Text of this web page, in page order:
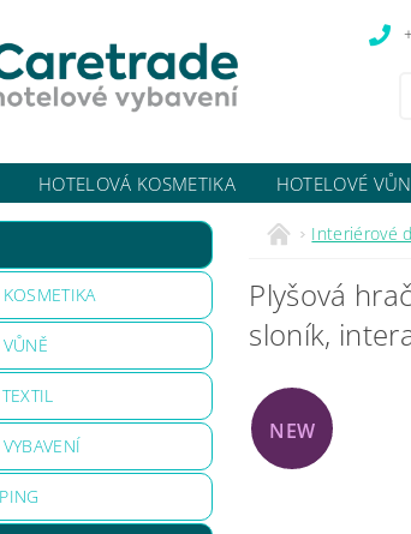
HOTELOVÁ KOSMETIKA HOTELOVÉ
KONTAKTY O NÁS HODNOCENÍ
Interiérové
Plyšová
sloník,
NEW